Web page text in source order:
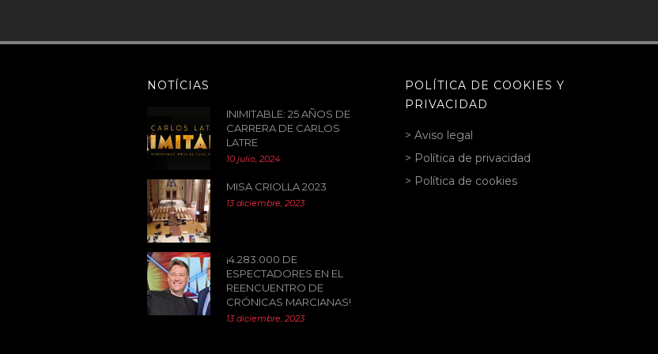
NOTÍCIAS
INIMITABLE: 25 AÑOS DE
CARRERA DE CARLOS
LATRE
10 julio, 2024
MISA CRIOLLA 2023
13 diciembre, 2023
¡4.283.000 DE
ESPECTADORES EN EL
REENCUENTRO DE
CRÓNICAS MARCIANAS!
13 diciembre, 2023
POLÍTICA DE COOKIES Y
PRIVACIDAD
> Aviso legal
> Política de privacidad
> Política de cookies